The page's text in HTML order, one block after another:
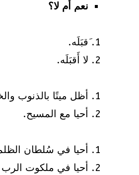
نعم أم لا؟
َقبَلَه.
لا أَقبَلَه.
أظل ميتًا بالذنوب
أحيا مع المسيح.
أحيا في سُلطان
أحيا في ملكوت